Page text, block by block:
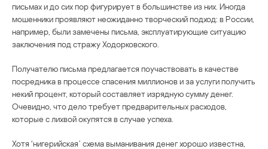
письмах и до сих пор фигурирует в большинстве из них. Иногда
мошенники проявляют неожиданно творческий подход: в России,
например, были замечены письма, эксплуатирующие ситуацию
заключения под стражу Ходорковского.
Получателю письма предлагается поучаствовать в качестве
посредника в процессе спасения миллионов и за услуги получить
некий процент, который составляет изрядную сумму денег.
Очевидно, что дело требует предварительных расходов,
которые с лихвой окупятся в случае успеха.
Хотя ‘нигерийская’ схема выманивания денег хорошо известна,